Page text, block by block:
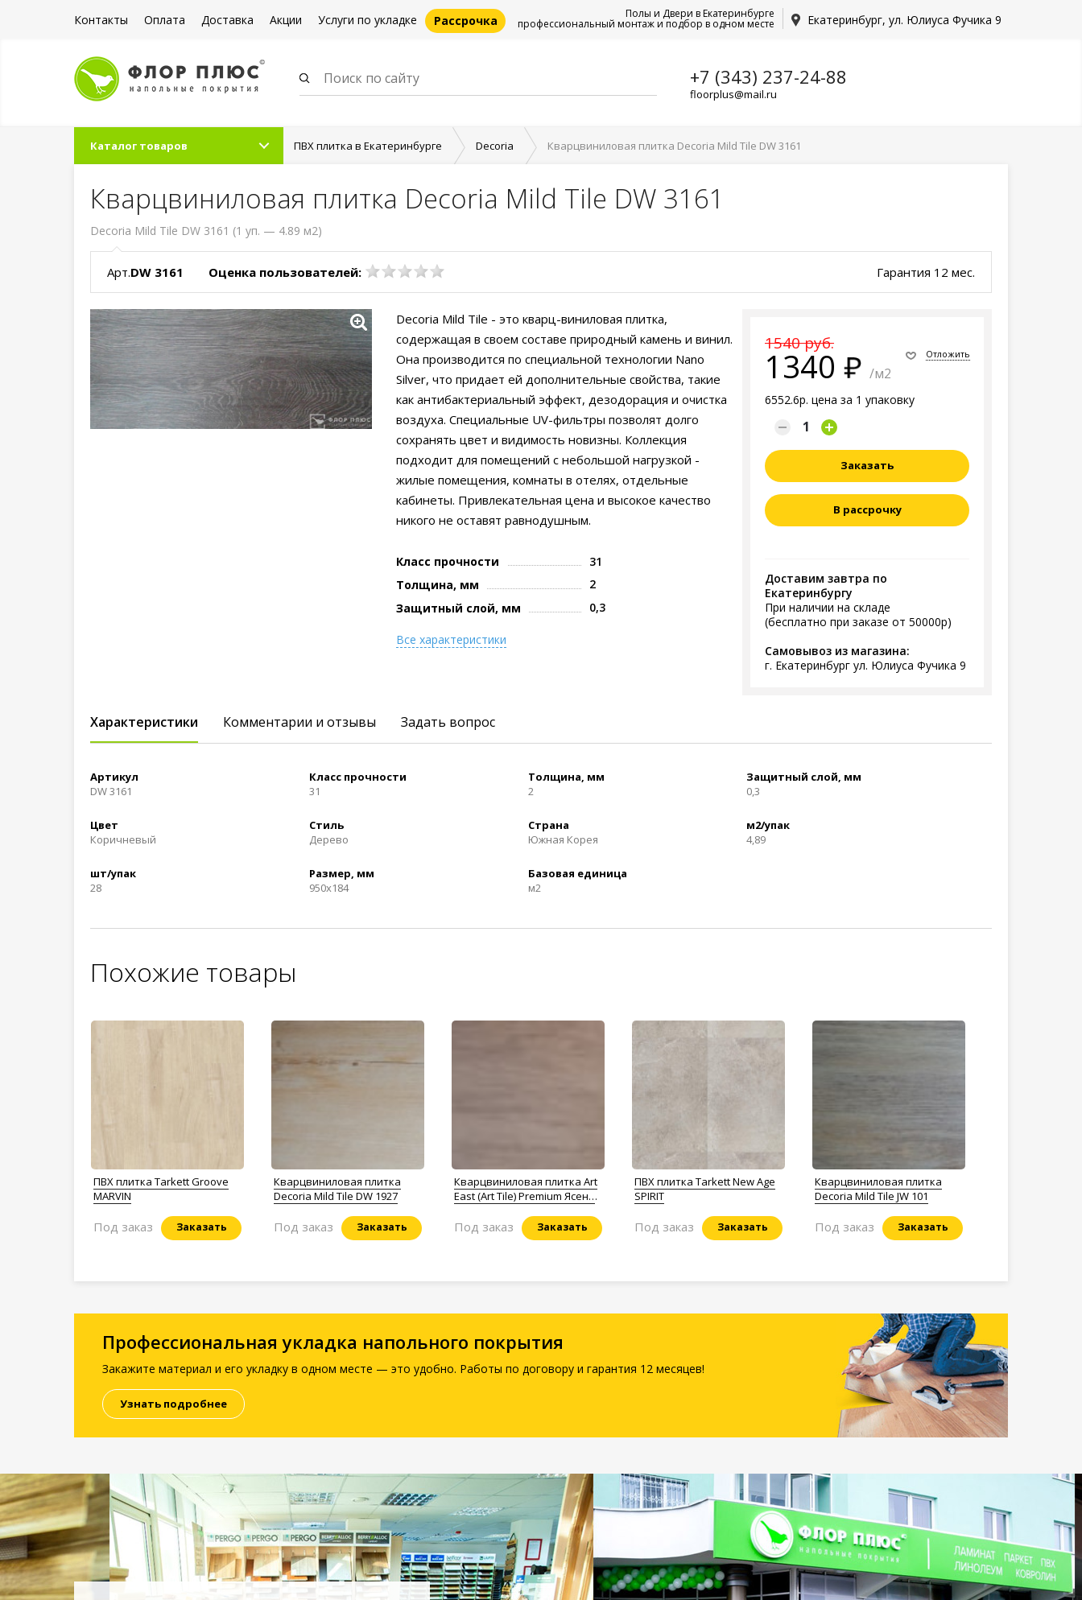
Контакты Оплата Доставка Акции Услуги по укладке Рассрочка Екатеринбург, ул. Юлиуса Фучика 9
Полы и Двери в Екатеринбурге
профессиональный монтаж и подбор в одном месте
+7 (343) 237-24-88
floorplus@mail.ru
Каталог товаров ПВХ плитка в Екатеринбурге Decoria Кварцвиниловая плитка Decoria Mild Tile DW 3161
Кварцвиниловая плитка Decoria Mild Tile DW 3161
Decoria Mild Tile DW 3161 (1 уп. — 4.89 м2)
Арт.DW 3161 Оценка пользователей: Гарантия 12 мес.
1540 руб.
1340 /м2
6552.6р. цена за 1 упаковку
Отложить
Заказать
В рассрочку
Доставим завтра по
Екатеринбургу
При наличии на складе
(бесплатно при заказе от 50000р)
Самовывоз из магазина:
г. Екатеринбург ул. Юлиуса Фучика 9
Decoria Mild Tile - это кварц-виниловая плитка,
содержащая в своем составе природный камень и винил.
Она производится по специальной технологии Nano
Silver, что придает ей дополнительные свойства, такие
как антибактериальный эффект, дезодорация и очистка
воздуха. Специальные UV-фильтры позволят долго
сохранять цвет и видимость новизны. Коллекция
подходит для помещений с небольшой нагрузкой -
жилые помещения, комнаты в отелях, отдельные
кабинеты. Привлекательная цена и высокое качество
никого не оставят равнодушным.
Класс прочности
31
Толщина, мм
2
Защитный слой, мм
0,3
Все характеристики
Характеристики Комментарии и отзывы Задать вопрос
Артикул
DW 3161
Класс прочности
31
Толщина, мм
2
Защитный слой, мм
0,3
Цвет
Коричневый
Стиль
Дерево
Страна
Южная Корея
м2/упак
4,89
шт/упак
28
Размер, мм
950x184
Базовая единица
м2
Похожие товары
ПВХ плитка Tarkett Groove
MARVIN
Заказать
Под заказ
Кварцвиниловая плитка
Decoria Mild Tile DW 1927
Заказать
Под заказ
Кварцвиниловая плитка Art
East (Art Tile) Premium Ясень
Заказать
Под заказ
ПВХ плитка Tarkett New Age
SPIRIT
Заказать
Под заказ
Кварцвиниловая плитка
Decoria Mild Tile JW 101
Заказать
Под заказ
Профессиональная укладка напольного покрытия
Закажите материал и его укладку в одном месте — это удобно. Работы по договору и гарантия 12 месяцев!
Узнать подробнее